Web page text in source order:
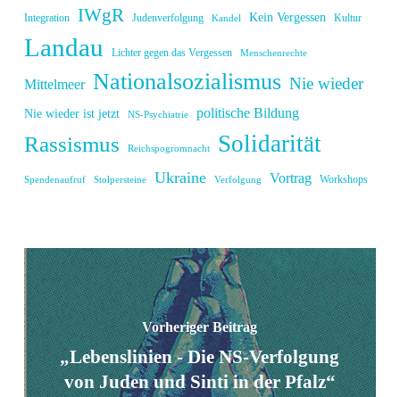
Integration IWgR Judenverfolgung Kandel Kein Vergessen Kultur
Landau Lichter gegen das Vergessen Menschenrechte
Mittelmeer Nationalsozialismus Nie wieder
Nie wieder ist jetzt NS-Psychiatrie politische Bildung
Rassismus Reichspogromnacht Solidarität
Spendenaufruf Stolpersteine Ukraine Verfolgung Vortrag Workshops
Vorheriger Beitrag
„Lebenslinien - Die NS-Verfolgung
von Juden und Sinti in der Pfalz“